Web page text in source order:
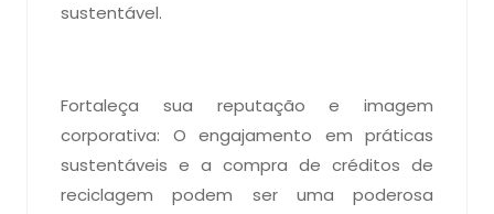
sustentável.
Fortaleça sua reputação e imagem
corporativa: O engajamento em práticas
sustentáveis e a compra de créditos de
reciclagem podem ser uma poderosa